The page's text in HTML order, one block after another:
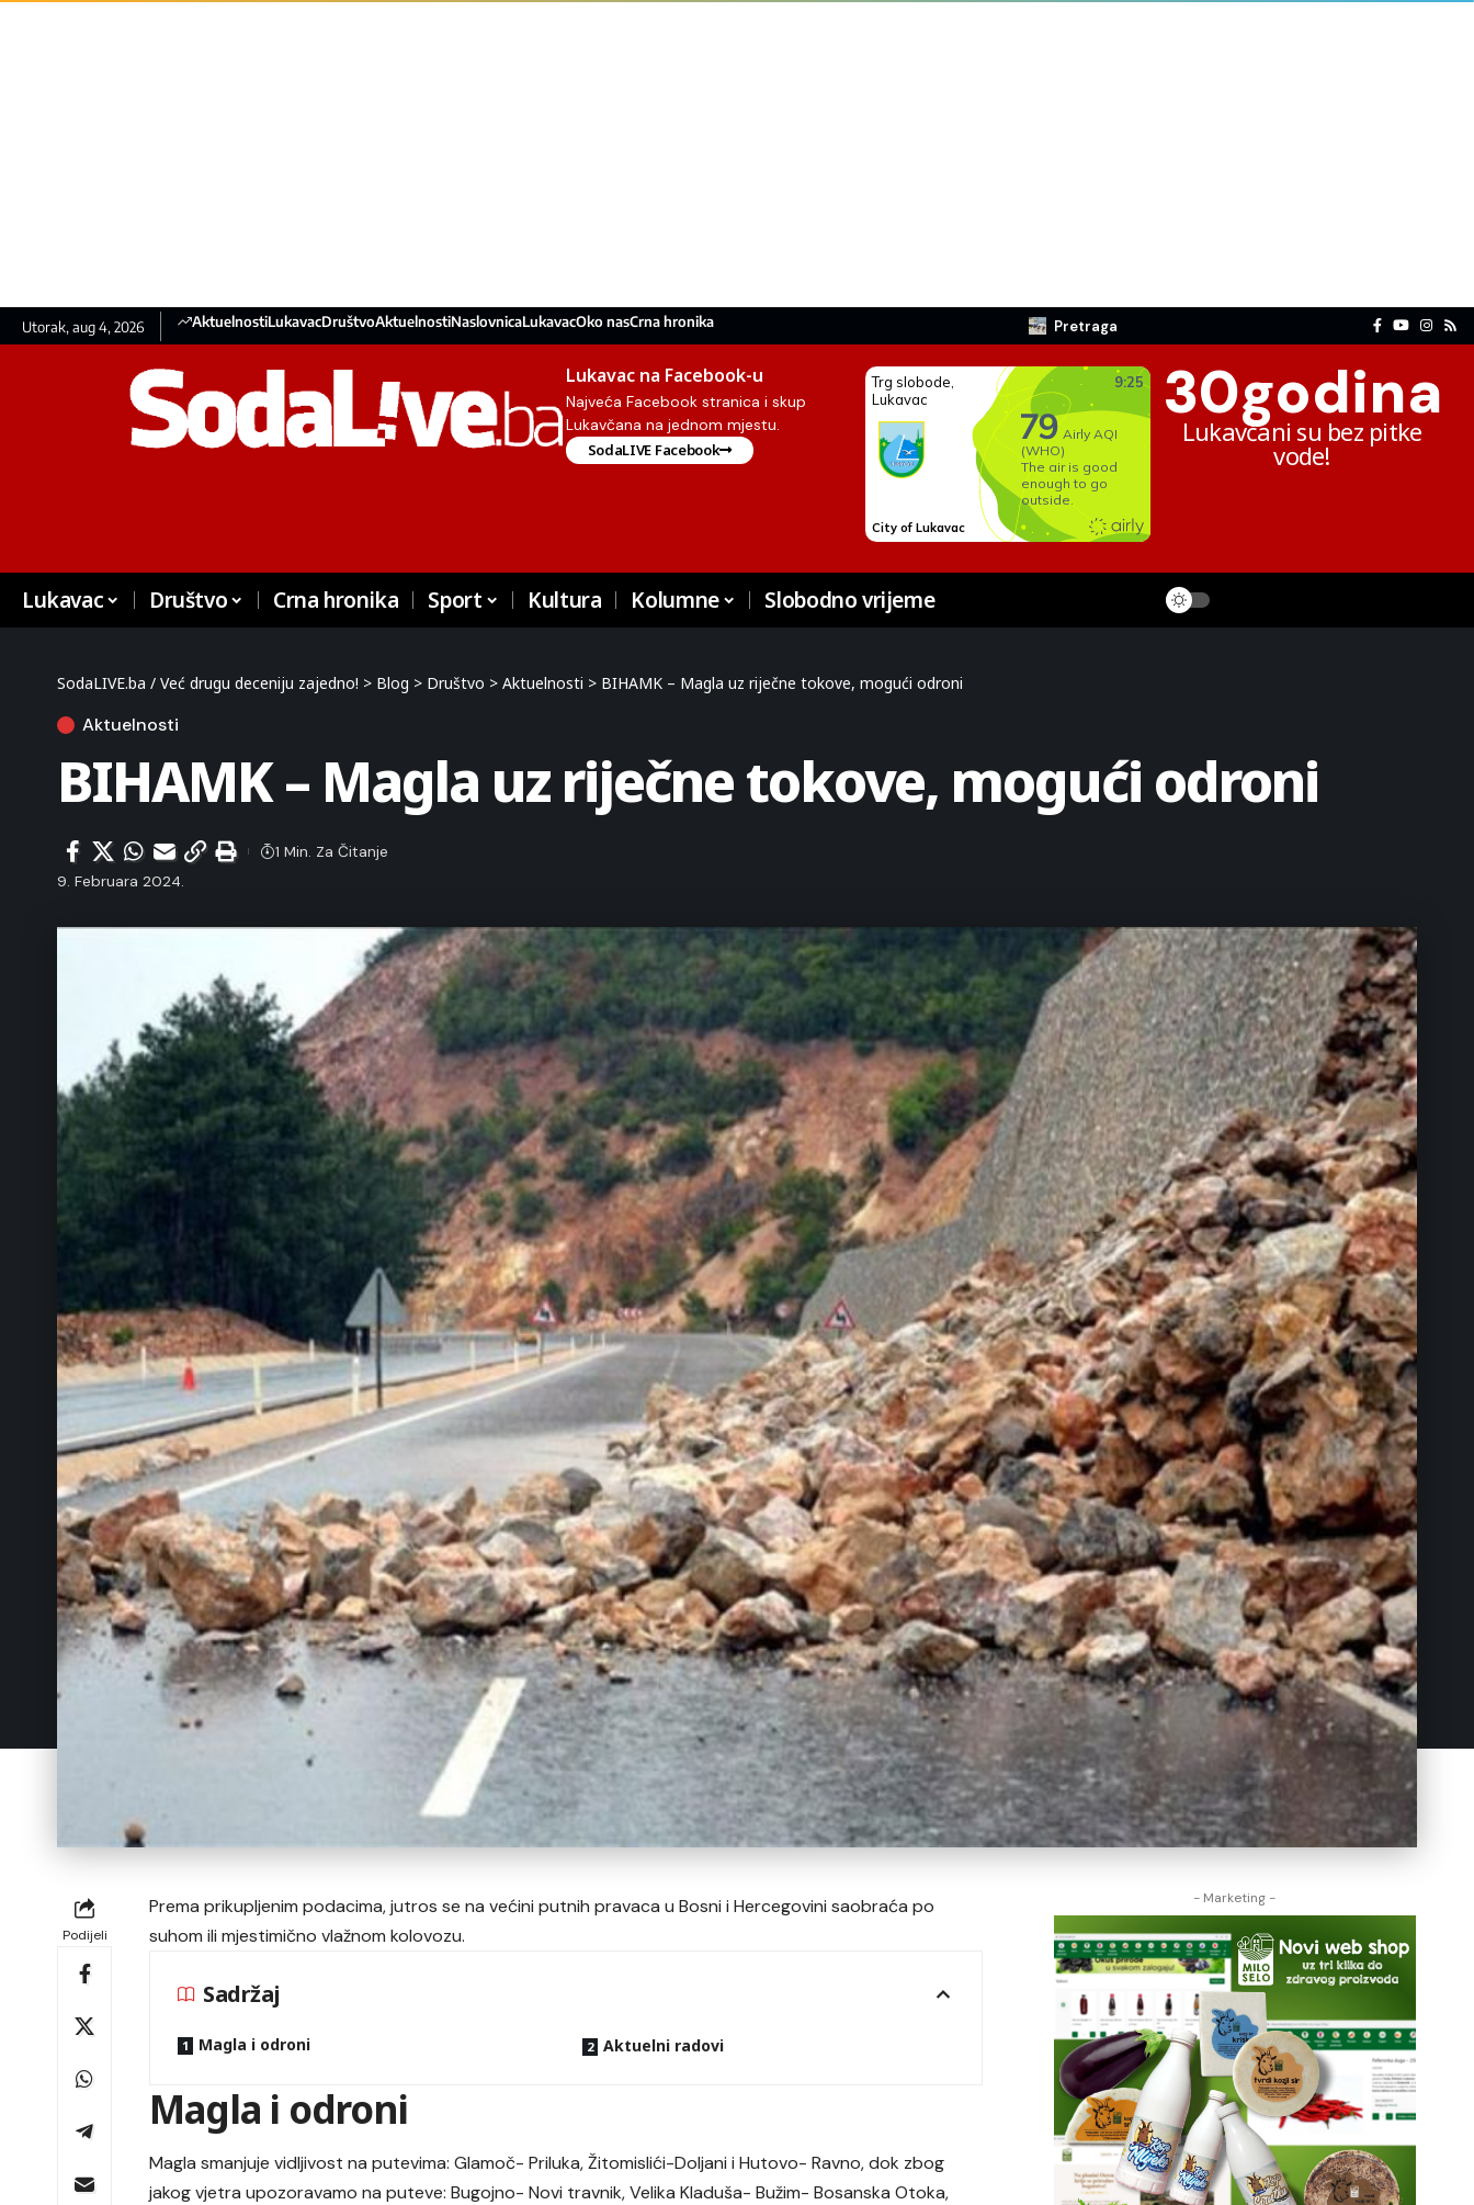
Utorak, aug 4, 2026 AktuelnostiLukavacDruštvoAktuelnostiNaslovnicaLukavacOko nasCrna hronika Pretraga
Lukavac na Facebook-u
Najveća Facebook stranica i skup
Lukavčana na jednom mjestu.
SodaLIVE Facebook
30godina
Lukavčani su bez pitke
vode!
Lukavac Društvo Crna hronika Sport Kultura Kolumne Slobodno vrijeme
SodaLIVE.ba / Već drugu deceniju zajedno! > Blog > Društvo > Aktuelnosti > BIHAMK – Magla uz riječne tokove, mogući odroni
Aktuelnosti
BIHAMK – Magla uz riječne tokove, mogući odroni
9. Februara 2024.
1 Min. Za Čitanje
Podijeli
Prema prikupljenim podacima, jutros se na većini putnih pravaca u Bosni i Hercegovini saobraća po
suhom ili mjestimično vlažnom kolovozu.
Sadržaj
Magla i odroni Aktuelni radovi
Magla i odroni
Magla smanjuje vidljivost na putevima: Glamoč- Priluka, Žitomislići-Doljani i Hutovo- Ravno, dok zbog
jakog vjetra upozoravamo na puteve: Bugojno- Novi travnik, Velika Kladuša- Bužim- Bosanska Otoka,
- Marketing -